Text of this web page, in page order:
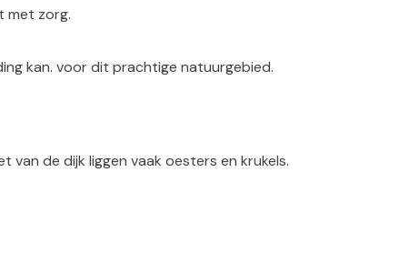
met zorg.
kan. voor dit prachtige natuurgebied.
van de dijk liggen vaak oesters en krukels.